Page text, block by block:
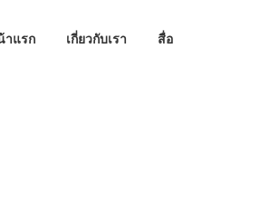
าแรก เกี่ยวกับเรา สื่อ